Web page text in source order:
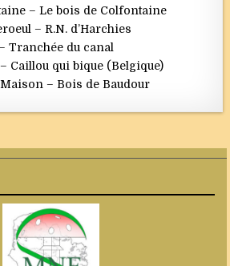
– Le bois de Colfontaine
– R.N. d’Harchies
Tranchée du canal
Caillou qui bique (Belgique)
– Bois de Baudour